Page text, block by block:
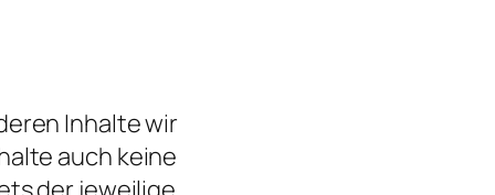
Inhalte wir
auch keine